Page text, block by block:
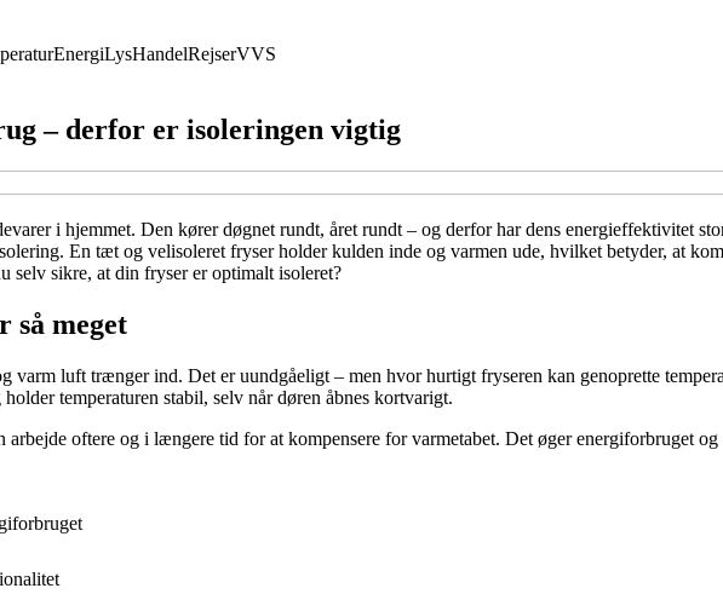
EnergiLysHandelRejserVVS
– derfor er isoleringen vigtig
i hjemmet. Den kører døgnet rundt, året rundt – og derfor har dens energieffektivitet
En tæt og velisoleret fryser holder kulden inde og varmen ude, hvilket betyder, at
selv sikre, at din fryser er optimalt isoleret?
så meget
varm luft trænger ind. Det er uundgåeligt – men hvor hurtigt fryseren kan genoprette
temperaturen stabil, selv når døren åbnes kortvarigt.
oftere og i længere tid for at kompensere for varmetabet. Det øger energiforbruget